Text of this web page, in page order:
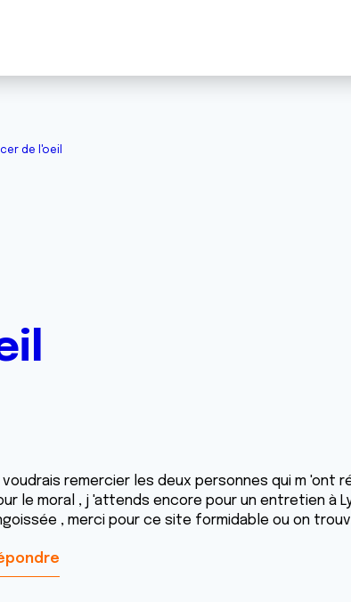
de l'oeil
voudrais remercier les deux personnes qui m 'ont
le moral , j 'attends encore pour un entretien à
, merci pour ce site formidable ou on